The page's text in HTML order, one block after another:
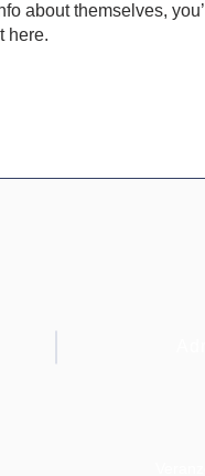
about themselves, you’ll
here.